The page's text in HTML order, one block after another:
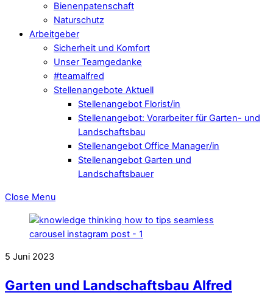
Bienenpatenschaft
Naturschutz
Arbeitgeber
Sicherheit und Komfort
Unser Teamgedanke
#teamalfred
Stellenangebote Aktuell
Stellenangebot Florist/in
Stellenangebot: Vorarbeiter für Garten- und
Landschaftsbau
Stellenangebot Office Manager/in
Stellenangebot Garten und
Landschaftsbauer
Close Menu
5 Juni 2023
Garten und Landschaftsbau Alfred